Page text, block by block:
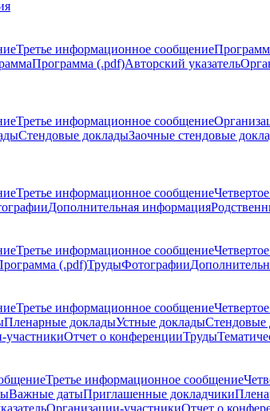
Третье информационное сообщение
Программа (.pdf)Авторский указатель
Третье информационное сообщение
Стендовые докладыЗаочные стендовые
Третье информационное сообщение
Дополнительная информация
Третье информационное сообщение
(.pdf)ТрудыФотографии
Третье информационное сообщение
Пленарные докладыУстные докладыСтендовые
участникиОтчет о конференцииТруды
Третье информационное сообщение
Важные датыПриглашенные докладчики
Организации-участникиОтчет о